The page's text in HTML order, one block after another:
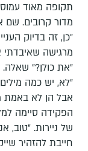
תקופה מאוד
מדור קרובים. שם
״כן, זה בדיוק
מרגישה שאיבדתי
״את כולן?״ שאלה.
״לא, יש כמה מילים
אבל הן לא באמת
הפקידה סיימה
של ניירות. ״טוב,
חייבת להזהיר